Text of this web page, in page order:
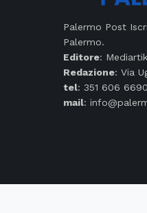
Palermo Post
Palermo.
Editore:
Redazione: Via
tel: 351 606 6690
mail: